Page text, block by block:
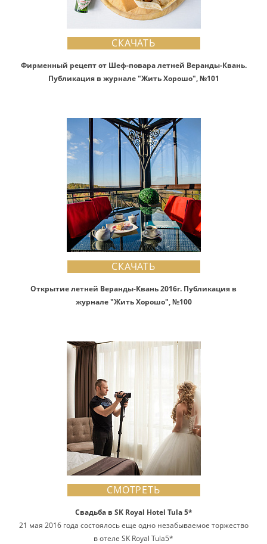
СКАЧАТЬ
Фирменный рецепт от Шеф-повара летней Веранды-Квань.
Публикация в журнале "Жить Хорошо", №101
СКАЧАТЬ
Открытие летней Веранды-Квань 2016г. Публикация в
журнале "Жить Хорошо", №100
СМОТРЕТЬ
Свадьба в SK Royal Hotel Tula 5*
21 мая 2016 года состоялось еще одно незабываемое торжество
в отеле SK Royal Tula5*